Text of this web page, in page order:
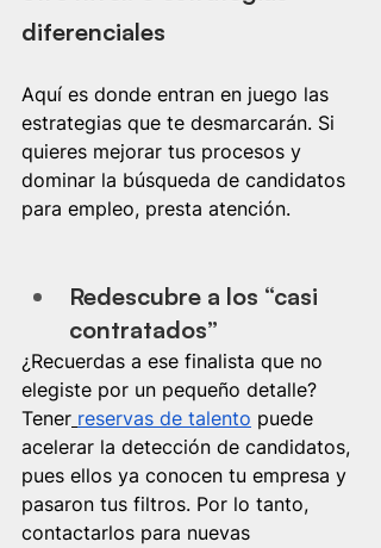
diferenciales
Aquí es donde entran en juego las
estrategias que te desmarcarán. Si
quieres mejorar tus procesos y
dominar la búsqueda de candidatos
para empleo, presta atención.
Redescubre a los “casi
contratados”
¿Recuerdas a ese finalista que no
elegiste por un pequeño detalle?
Tener reservas de talento puede
acelerar la detección de candidatos,
pues ellos ya conocen tu empresa y
pasaron tus filtros. Por lo tanto,
contactarlos para nuevas